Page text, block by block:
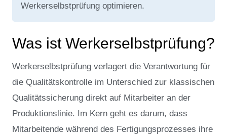
Werkerselbstprüfung optimieren.
Was ist Werkerselbstprüfung?
Werkerselbstprüfung verlagert die Verantwortung für
die Qualitätskontrolle im Unterschied zur klassischen
Qualitätssicherung direkt auf Mitarbeiter an der
Produktionslinie. Im Kern geht es darum, dass
Mitarbeitende während des Fertigungsprozesses ihre